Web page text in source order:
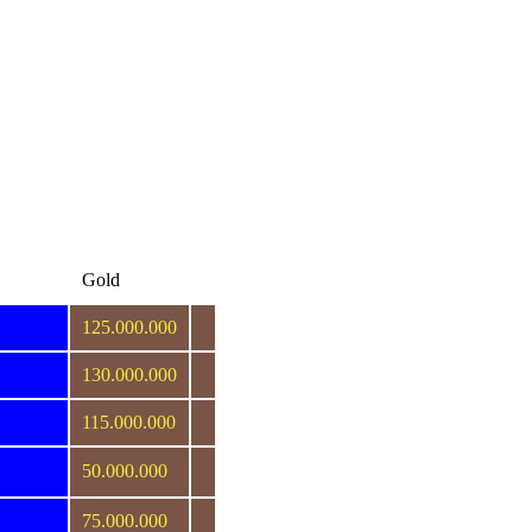
Gold
125.000.000
130.000.000
115.000.000
50.000.000
75.000.000